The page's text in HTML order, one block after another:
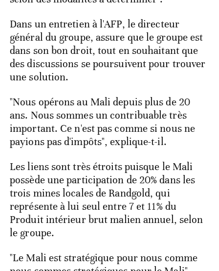
Dans un entretien à l'AFP, le directeur
général du groupe, assure que le groupe est
dans son bon droit, tout en souhaitant que
des discussions se poursuivent pour trouver
une solution.
"Nous opérons au Mali depuis plus de 20
ans. Nous sommes un contribuable très
important. Ce n'est pas comme si nous ne
payions pas d'impôts", explique-t-il.
Les liens sont très étroits puisque le Mali
possède une participation de 20% dans les
trois mines locales de Randgold, qui
représente à lui seul entre 7 et 11% du
Produit intérieur brut malien annuel, selon
le groupe.
"Le Mali est stratégique pour nous comme